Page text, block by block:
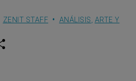
ZENIT STAFF ANÁLISIS ARTE Y